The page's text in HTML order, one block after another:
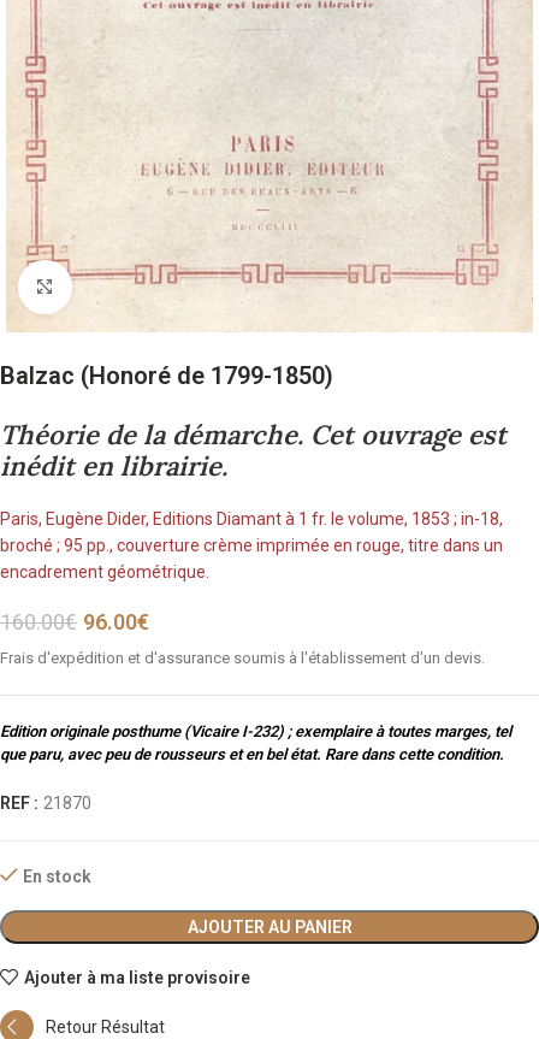
Cliquez pour agrandir
Balzac (Honoré de 1799-1850)
Théorie de la démarche. Cet ouvrage est
inédit en librairie.
Paris, Eugène Dider, Editions Diamant à 1 fr. le volume, 1853 ; in-18,
broché ; 95 pp., couverture crème imprimée en rouge, titre dans un
encadrement géométrique.
160.00€ 96.00€
Frais d'expédition et d'assurance soumis à l'établissement d'un devis.
Edition originale posthume (Vicaire I-232) ; exemplaire à toutes marges, tel
que paru, avec peu de rousseurs et en bel état. Rare dans cette condition.
REF : 21870
En stock
AJOUTER AU PANIER
Ajouter à ma liste provisoire
Retour Résultat